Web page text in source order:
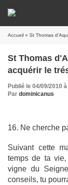
Accueil » St Thomas
St Thomas
acquérir le
Publié le 04/09/2010
Par dominicanus
16. Ne cherche
Suivant cette
temps de ta
vigne du
conseils, tu